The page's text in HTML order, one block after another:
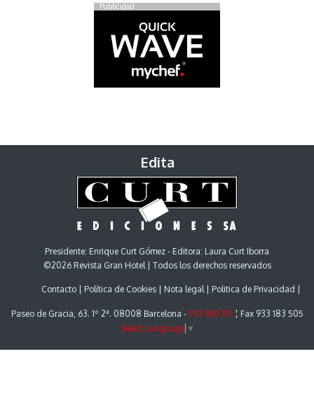
Publicidad
Edita
Presidente: Enrique Curt Gómez - Editora: Laura Curt Iborra
©2026 Revista Gran Hotel | Todos los derechos reservados
Contacto Política de Cookies Nota legal Politica de Privacidad
Paseo de Gracia, 63. 1º 2ª. 08008 Barcelona - 933 180 101 ¦ Fax 933 183 505
Select Language ▼